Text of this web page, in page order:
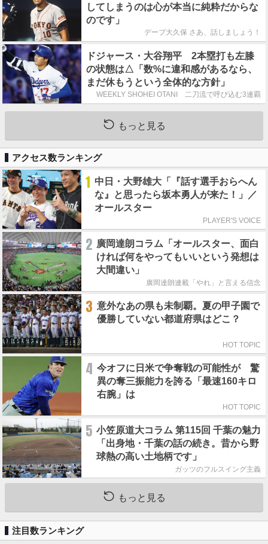
してしまうのは心が本当に純粋だからな
のです」
デーブ大久保 さあ、話しましょう！
ドジャース・大谷翔平 2本塁打も左膝
の状態は△「数%に違和感があるなら、
まだ休もうという全体的な方針」
WEEKLY SHOHEI OTANI 二刀流で呼び込む3連覇
もっと見る
アクセス数ランキング
1 中日・大野雄大「『話す選手おらへん
な』と思ったら坂本勇人が来た！」／
オールスター
PLAYER'S VOICE
2 廣岡達朗コラム「オールスター、面白
ければ何をやってもいいという発想は
大間違い」
廣岡達朗連載「やれ」と言える信念
3 意外なあの県も未制覇。夏の甲子園で
優勝していない都道府県はどこ？
HOT TOPIC
4 今オフに日米で争奪戦の可能性が 驚
異の奪三振能力を誇る「最速160キロ
右腕」は
HOT TOPIC
5 小笠原道大コラム 第115回 千葉の魅力
「出身地・千葉の話の続き。昔から野
球熱の高い土地柄です」
ガッツのフルスイング主義
もっと見る
注目数ランキング